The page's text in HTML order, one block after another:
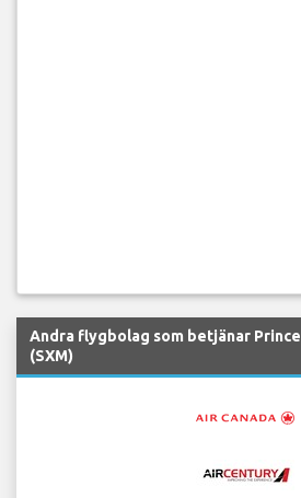
Andra flygbolag som betjänar
(SXM)